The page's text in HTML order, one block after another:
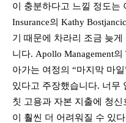
이 충분하다고 느낄 정도는
Insurance의 Kathy
기 때문에 차라리 조금 늦
니다. Apollo Management
아가는 여정의 “마지막 마
있다고 주장했습니다. 너무
칫 고용과 자본 지출에 청
이 훨씬 더 어려워질 수 있